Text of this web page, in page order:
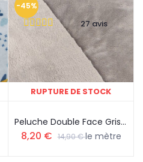
-45%
27 avis
RUPTURE DE STOCK
Peluche Double Face Gris Perle
8,20 € 14,90 €le mètre